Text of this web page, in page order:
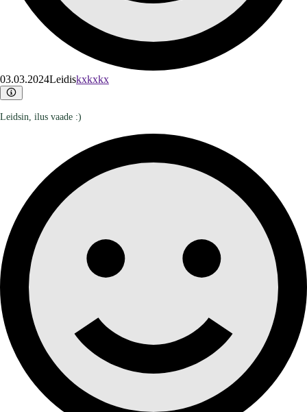
03.03.2024Leidiskxkxkx
Leidsin, ilus vaade :)